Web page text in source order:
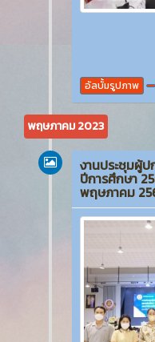
อัลบั้มรูปภาพ
พฤษภาคม 2023
งานประชุมผู้ป
ปีการศึกษา
พฤษภาคม